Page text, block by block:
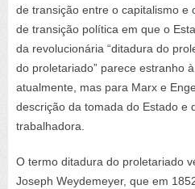
de transição entre o capitalismo e
de transição política em que o
da revolucionária “ditadura do
do proletariado” parece estranho
atualmente, mas para Marx e
descrição da tomada do Estado e
trabalhadora.
O termo ditadura do proletariado
Joseph Weydemeyer, que em